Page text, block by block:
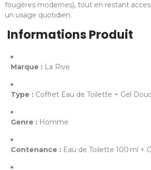
fougères modernes), tout en restant
un usage quotidien.
Informations Produit
Marque : La Rive
Type : Coffret Eau de Toilette + Gel
Genre : Homme
Contenance : Eau de Toilette 100 ml +